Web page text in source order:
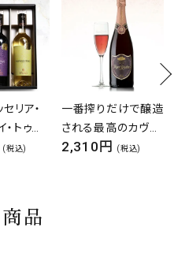
で醸造
カヴァ
ート カ
カヴァ
(税込)
【業務用】旨塩サー
モンユッケ2食入
×30P
25,000円 (税込)
品